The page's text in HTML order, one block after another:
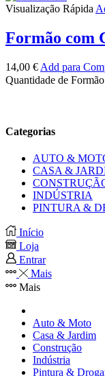
Visualização Rápida
Formão com
14,00 € Add para
Quantidade de
Categorias
AUTO &
CASA &
INDÚSTRIA
PINTURA &
Início
Loja
Entrar
Mais
Mais
Auto & Moto
Casa & Jardim
Construção
Indústria
Pintura &